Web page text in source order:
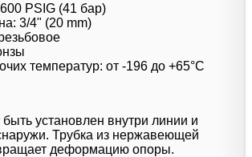
PSIG (41 бар)
3/4" (20 mm)
температур: от -196 до +65°С
установлен внутри линии и
Трубка из нержавеющей
деформацию опоры.